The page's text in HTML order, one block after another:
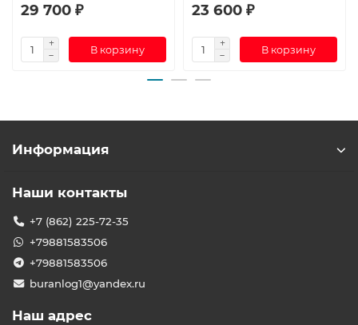
29 700 ₽
В корзину
23 600 ₽
В корзину
Информация
Наши контакты
+7 (862) 225-72-35
+79881583506
+79881583506
buranlog1@yandex.ru
Наш адрес